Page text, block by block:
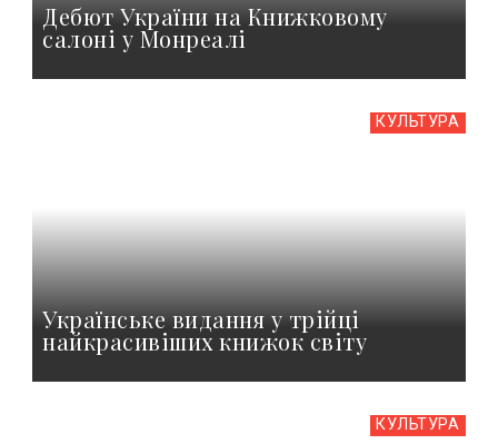
Дебют України на Книжковому
салоні у Монреалі
КУЛЬТУРА
Українське видання у трійці
найкрасивіших книжок світу
КУЛЬТУРА